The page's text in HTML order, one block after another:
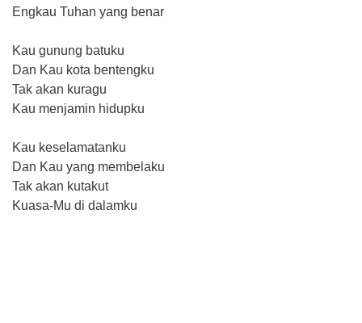
Engkau Tuhan yang benar
Kau gunung batuku
Dan Kau kota bentengku
Tak akan kuragu
Kau menjamin hidupku
Kau keselamatanku
Dan Kau yang membelaku
Tak akan kutakut
Kuasa-Mu di dalamku